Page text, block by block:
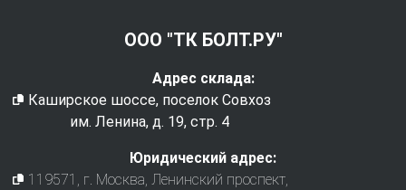
ООО "ТК БОЛТ.РУ"
Адрес склада:
Каширское шоссе, поселок Совхоз
им. Ленина, д. 19, стр. 4
Юридический адрес:
119571 , г. Москва, Ленинский проспект,